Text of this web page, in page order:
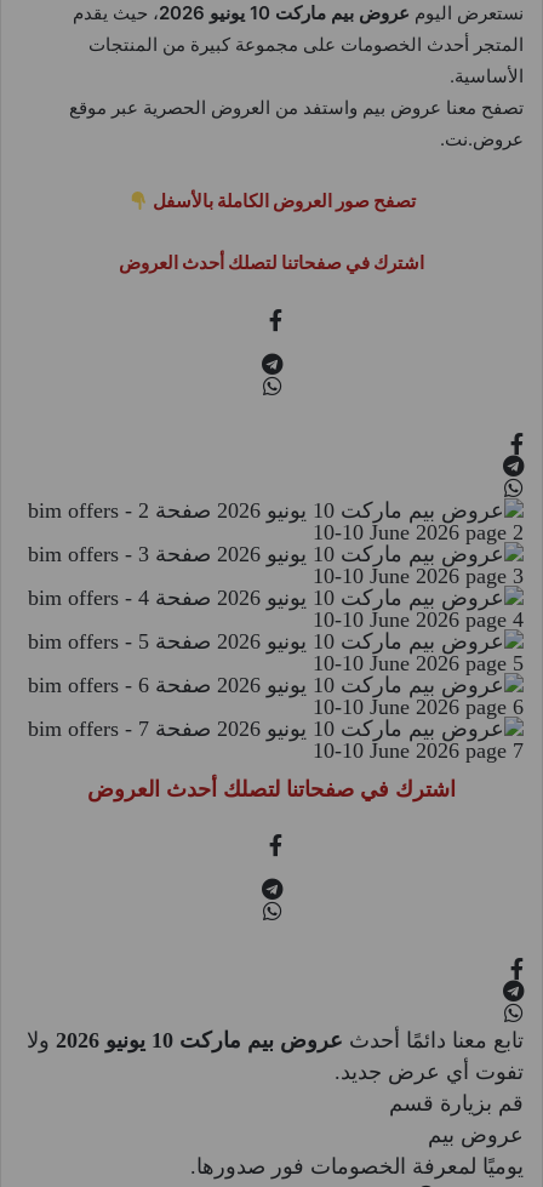
نستعرض اليوم عروض بيم ماركت 10 يونيو 2026
، حيث يقدم
المتجر أحدث الخصومات على مجموعة كبيرة من المنتجات
الأساسية.
تصفح معنا عروض بيم واستفد من العروض الحصرية عبر موقع
عروض.نت.
تصفح صور العروض الكاملة بالأسفل
اشترك في صفحاتنا لتصلك أحدث العروض
اشترك في صفحاتنا لتصلك أحدث العروض
تابع معنا دائمًا أحدث عروض بيم ماركت 10 يونيو 2026
ولا
تفوت أي عرض جديد.
قم بزيارة قسم
عروض بيم
يوميًا لمعرفة الخصومات فور صدورها.